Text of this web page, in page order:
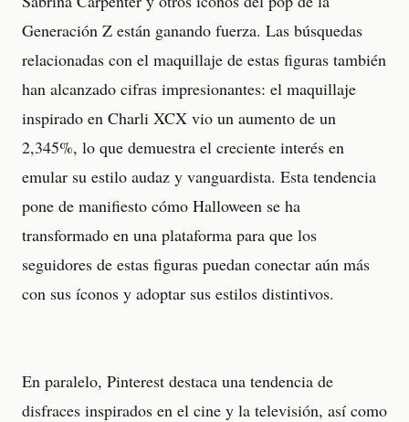
Generación Z están ganando fuerza. Las búsquedas
relacionadas con el maquillaje de estas figuras también
han alcanzado cifras impresionantes: el maquillaje
inspirado en Charli XCX vio un aumento de un
2,345%, lo que demuestra el creciente interés en
emular su estilo audaz y vanguardista. Esta tendencia
pone de manifiesto cómo Halloween se ha
transformado en una plataforma para que los
seguidores de estas figuras puedan conectar aún más
con sus íconos y adoptar sus estilos distintivos.
En paralelo, Pinterest destaca una tendencia de
disfraces inspirados en el cine y la televisión, así como